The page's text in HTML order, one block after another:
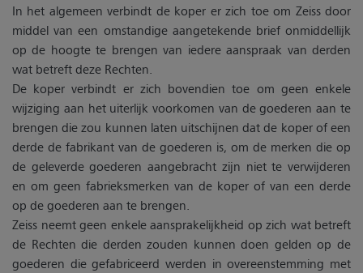
In het algemeen verbindt de koper er zich toe om Zeiss door
middel van een omstandige aangetekende brief onmiddellijk
op de hoogte te brengen van iedere aanspraak van derden
wat betreft deze Rechten.
De koper verbindt er zich bovendien toe om geen enkele
wijziging aan het uiterlijk voorkomen van de goederen aan te
brengen die zou kunnen laten uitschijnen dat de koper of een
derde de fabrikant van de goederen is, om de merken die op
de geleverde goederen aangebracht zijn niet te verwijderen
en om geen fabrieksmerken van de koper of van een derde
op de goederen aan te brengen.
Zeiss neemt geen enkele aansprakelijkheid op zich wat betreft
de Rechten die derden zouden kunnen doen gelden op de
goederen die gefabriceerd werden in overeenstemming met